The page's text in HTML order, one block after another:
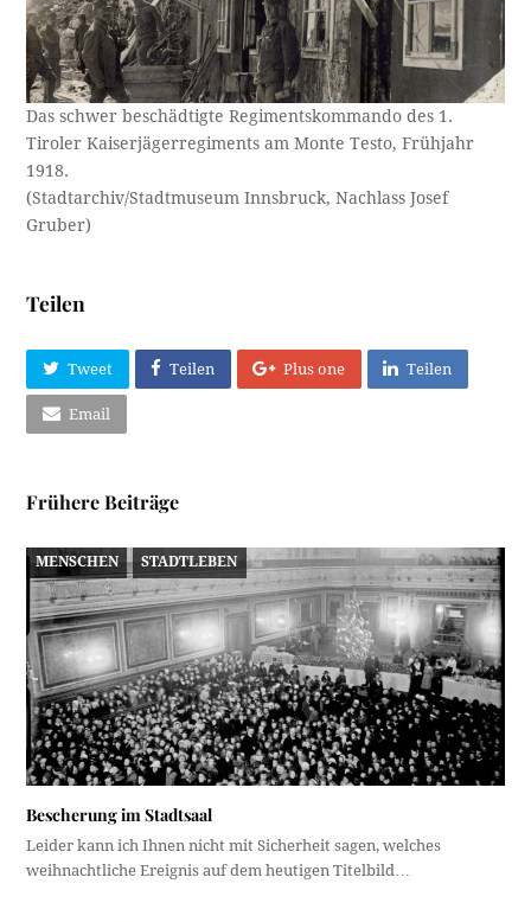
Das schwer beschädtigte Regimentskommando des 1.
Tiroler Kaiserjägerregiments am Monte Testo, Frühjahr
1918.
(Stadtarchiv/Stadtmuseum Innsbruck, Nachlass Josef
Gruber)
Teilen
Tweet Teilen Plus one Teilen
Email
Frühere Beiträge
MENSCHEN STADTLEBEN
Bescherung im Stadtsaal
Leider kann ich Ihnen nicht mit Sicherheit sagen, welches
weihnachtliche Ereignis auf dem heutigen Titelbild…